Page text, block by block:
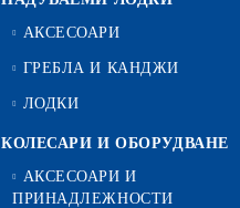
АКСЕСОАРИ
ГРЕБЛА И КАНДЖИ
ЛОДКИ
КОЛЕСАРИ И ОБОРУДВАНЕ
АКСЕСОАРИ И
ПРИНАДЛЕЖНОСТИ